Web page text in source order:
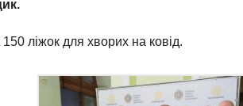
150 ліжок для хворих на ковід.